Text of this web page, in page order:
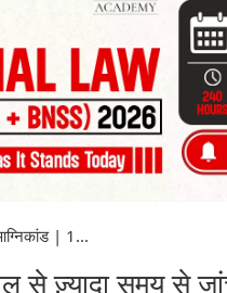
| 1...
ज़्यादा समय से जांच